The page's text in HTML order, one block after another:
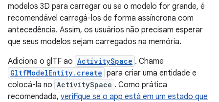
modelos 3D para carregar ou se o modelo for grande, é
recomendável carregá-los de forma assíncrona com
antecedência. Assim, os usuários não precisam esperar
que seus modelos sejam carregados na memória.
Adicione o glTF ao ActivitySpace . Chame
GltfModelEntity.create para criar uma entidade e
colocá-la no ActivitySpace . Como prática
recomendada, verifique se o app está em um estado que